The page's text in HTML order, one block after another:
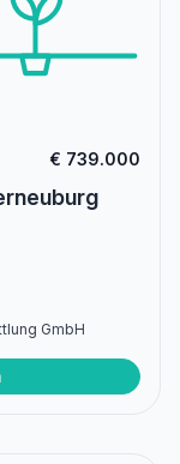
€ 739.000
GmbH